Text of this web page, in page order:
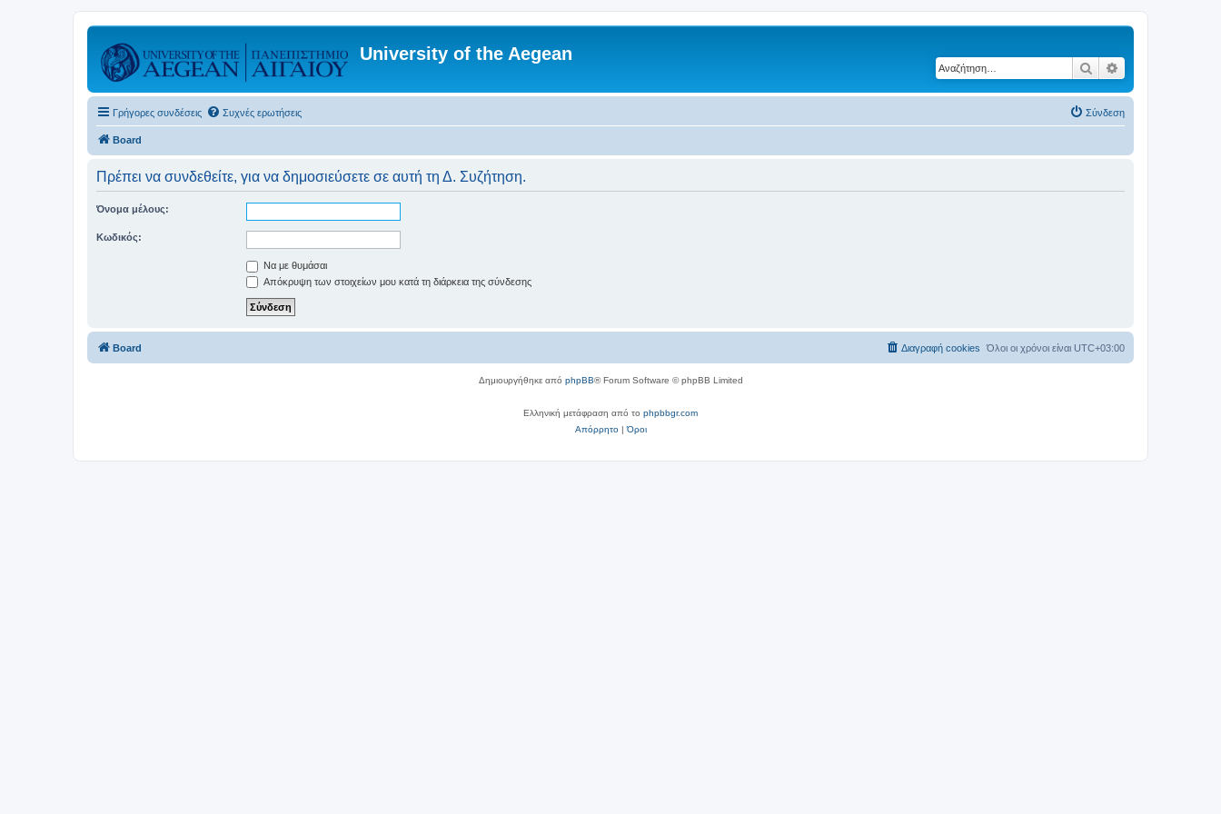
University of the Aegean
Αναζήτηση
Γρήγορες συνδέσεις Συχνές ερωτήσεις Σύνδεση
Board
Πρέπει να συνδεθείτε, για να δημοσιεύσετε σε αυτή τη Δ. Συζήτηση.
Όνομα μέλους:
Κωδικός:
Να με θυμάσαι
Απόκρυψη των στοιχείων μου κατά τη διάρκεια της σύνδεσης
Board Όλοι οι χρόνοι είναι UTC+03:00
Διαγραφή cookies
Δημιουργήθηκε από phpBB® Forum Software © phpBB Limited
Ελληνική μετάφραση από το phpbbgr.com
Απόρρητο|Όροι